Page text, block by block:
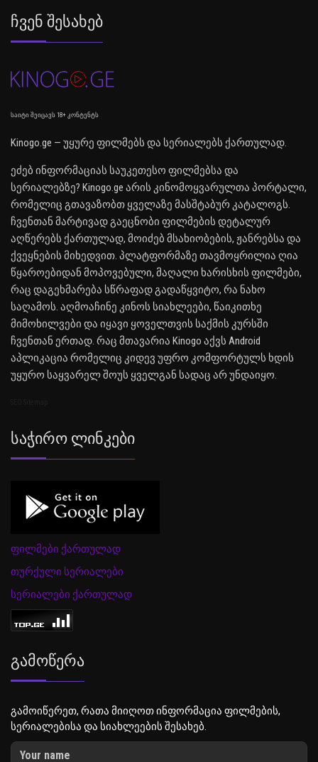
Ჩვენ Შესახებ
საიტი შეიცავს 18+ კონტენტს
Kinogo.ge — უყურე ფილმებს და სერიალებს ქართულად.
ეძებ ინფორმაციას საუკეთესო ფილმებსა და
სერიალებზე? Kinogo.ge არის კინომოყვარულთა პორტალი,
რომელიც გთავაზობთ ყველაზე მასშტაბურ კატალოგს.
ჩვენთან მარტივად გაეცნობი ფილმების დეტალურ
აღწერებს ქართულად, მოიძებ მსახიობების, ჟანრებსა და
ქვეყნების მიხედვით. პლატფორმაზე თავმოყრილია ღია
წყაროებიდან მოპოვებული, მაღალი ხარისხის ფილმები,
რაც დაგეხმარება სწრაფად გადაწყვიტო, რა ნახო
საღამოს. აღმოაჩინე კინოს სიახლეები, წაიკითხე
მიმოხილვები და იყავი ყოველთვის საქმის კურსში
ჩვენთან ერთად. რაც მთავარია Kinogo აქვს Android
აპლიკაცია რომელიც კიდევ უფრო კომფორტულს ხდის
უყურო საყვარელ შოუს ყველგან სადაც არ უნდაიყო.
Საჭირო Ლინკები
ფილმები ქართულად
თურქული სერიალები
სერიალები ქართულად
Გამოწერა
გამოიწერეთ, რათა მიიღოთ ინფორმაცია ფილმების,
სერიალებისა და სიახლეების შესახებ.